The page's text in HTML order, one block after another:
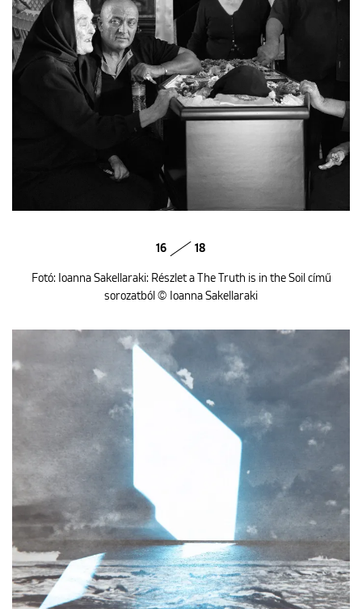
16 18
Fotó: Ioanna Sakellaraki: Részlet a The Truth is in the Soil című
sorozatból © Ioanna Sakellaraki